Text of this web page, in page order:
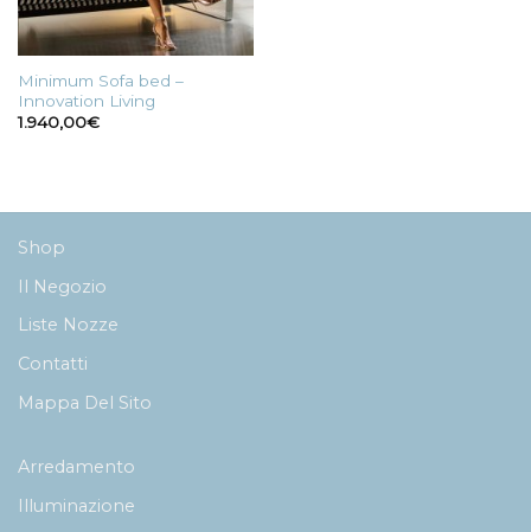
Minimum Sofa bed –
Innovation Living
1.940,00€
Shop
Il Negozio
Liste Nozze
Contatti
Mappa Del Sito
Arredamento
Illuminazione